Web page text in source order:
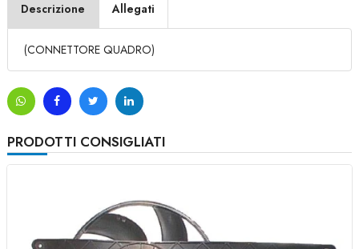
Descrizione
Allegati
(CONNETTORE QUADRO)
PRODOTTI CONSIGLIATI